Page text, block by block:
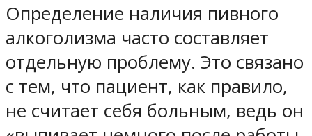
Определение наличия пивного
алкоголизма часто составляет
отдельную проблему. Это связано
с тем, что пациент, как правило,
не считает себя больным, ведь он